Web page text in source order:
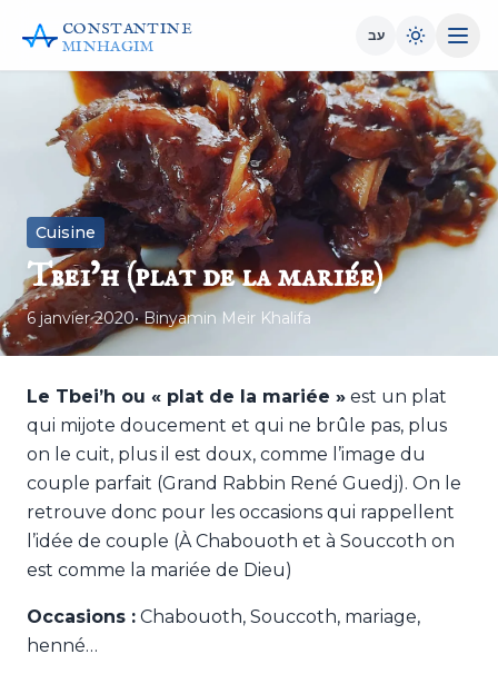
CONSTANTINE
MINHAGIM
עב
Cuisine
Tbei’h (plat de la mariée)
6 janvier 2020• Binyamin Meir Khalifa
Le Tbei’h ou « plat de la mariée » est un plat
qui mijote doucement et qui ne brûle pas, plus
on le cuit, plus il est doux, comme l’image du
couple parfait (Grand Rabbin René Guedj). On le
retrouve donc pour les occasions qui rappellent
l’idée de couple (À Chabouoth et à Souccoth on
est comme la mariée de Dieu)
Occasions : Chabouoth, Souccoth, mariage,
henné…